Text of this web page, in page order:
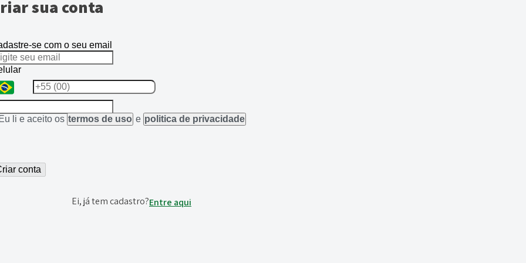
sua conta
se com o seu email
li e aceito os termos de uso e politica de privacidade
conta
Ei, já tem cadastro?Entre aqui